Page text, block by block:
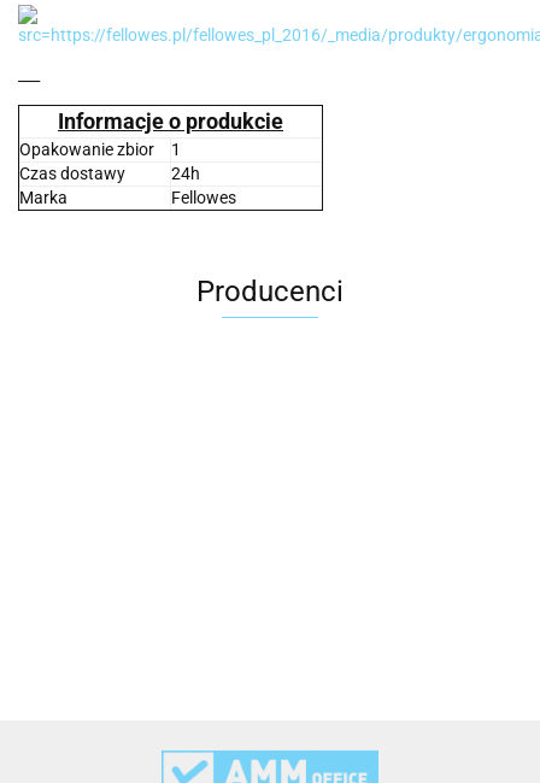
Informacje o produkcie
Opakowanie zbior
1
Czas dostawy
24h
Marka
Fellowes
Producenci